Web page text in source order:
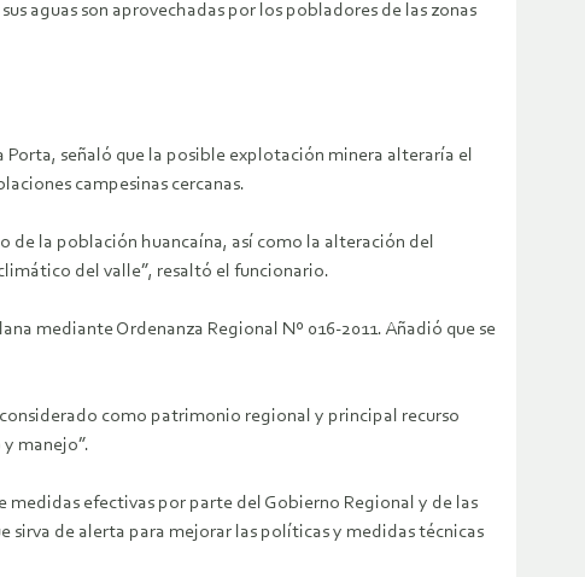
aguas son aprovechadas por los pobladores de las zonas
señaló que la posible explotación minera alteraría el
campesinas cercanas.
la población huancaína, así como la alteración del
del valle”, resaltó el funcionario.
mediante Ordenanza Regional Nº 016-2011. Añadió que se
como patrimonio regional y principal recurso
manejo”.
efectivas por parte del Gobierno Regional y de las
sirva de alerta para mejorar las políticas y medidas técnicas